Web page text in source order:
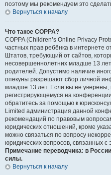
поэтому мы рекомендуем это
Вернуться к началу
Что такое COPPA?
COPPA (Children’s Online Privacy
частных прав ребёнка в интернете
Штатов, требующий от сайтов,
несовершеннолетних младше 13
родителей. Допустимо наличие
опекуны разрешают сбор личной
младше 13 лет. Если вы не уверены,
регистрирующемуся на
обратитесь за помощью к
Limited администрация данной
рекомендаций по правовым
юридических отношений, кроме
можно связаться по вопросу
юридических вопросов, связанных
Примечание переводчика: в
силы.
Вернуться к началу